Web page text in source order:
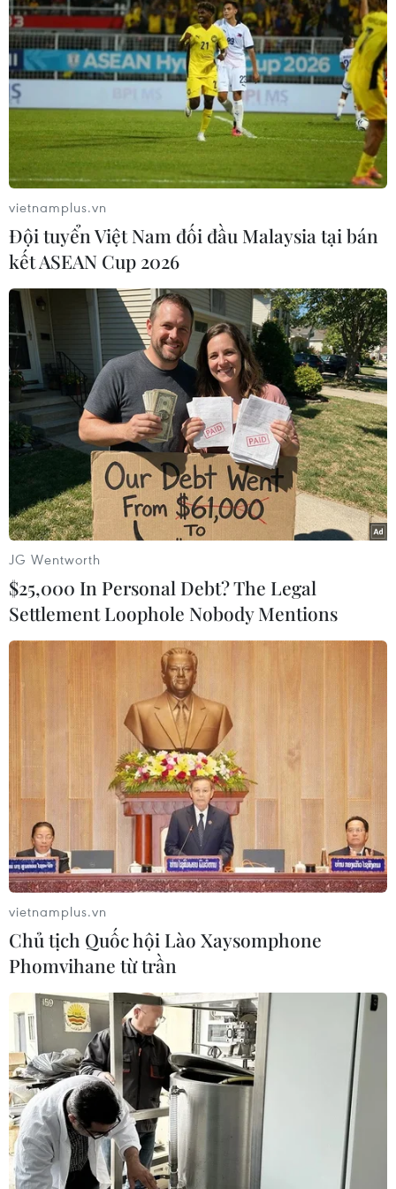
#Lily AldridgeThời trang
#Người mẫu
#Victoria’s Secret
#Đồ lót
#Chiến dịch quảng cáo
#Quần áo
#Thẻ tín dụng
Theo dõi VietnamPlus
TIN LIÊN QUAN
Chloe Moretz – biểu tượng mới của làng
thời trang thế giới
19/01/2015 02:29
Sở hữu vẻ đẹp ngây thơ, quyến rũ, nữ diễn viên trẻ
Chloe Moretz không chỉ nổi tiếng với những vai diễn ấn
tượng mà còn là một vị "đại sứ" thời trang mới rất được
ái mộ.
Mãn nhãn với màn trang phục
vietnamplus.vn
Đội tuyển Việt Nam đối đầu Malaysia tại bán
kết ASEAN Cup 2026
JG Wentworth
$25,000 In Personal Debt? The Legal
Settlement Loophole Nobody Mentions
vietnamplus.vn
Chủ tịch Quốc hội Lào Xaysomphone
Phomvihane từ trần